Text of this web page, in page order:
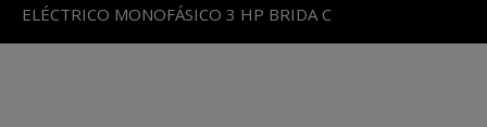
ELÉCTRICO MONOFÁSICO 3 HP BRIDA C